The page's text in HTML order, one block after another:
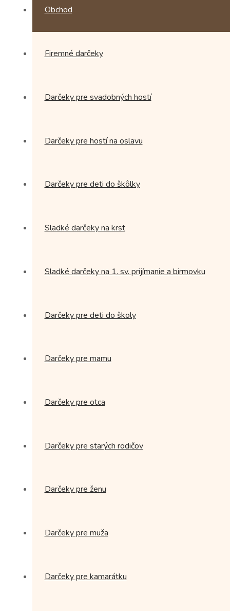
Možnosti
môžete
na
Obchod
Firemné darčeky
Darčeky pre svadobných hostí
Darčeky pre hostí na oslavu
Darčeky pre deti do škôlky
Sladké darčeky na krst
Sladké darčeky na 1. sv. prijímanie a birmovku
Darčeky pre deti do školy
Darčeky pre mamu
Darčeky pre otca
Darčeky pre starých rodičov
Darčeky pre ženu
Darčeky pre muža
Darčeky pre kamarátku